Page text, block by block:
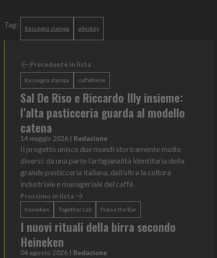
Tag: Rassegna stampa whiskey
Precedente in lista
Rassegna stampa caffetterie
Sal De Riso e Riccardo Illy insieme:
l’alta pasticceria guarda al modello
catena
14 maggio 2026 | Redazione
Il progetto unisce due mondi storicamente molto
diversi: da una parte l’artigianalità identitaria della
grande pasticceria italiana, dall’altra la cultura
industriale e manageriale del caffè.
Prossimo in lista
heineken Together Lab Praise the Bar
I nuovi rituali della birra secondo
Heineken
04 agosto 2026 | Redazione